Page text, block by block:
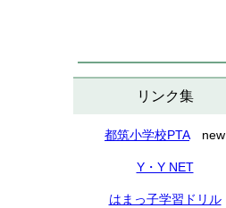
リンク集
都筑小学校PTAnew
Y・Y NET
はまっ子学習ドリル